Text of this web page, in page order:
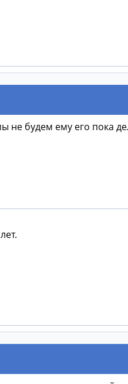
будем ему его пока